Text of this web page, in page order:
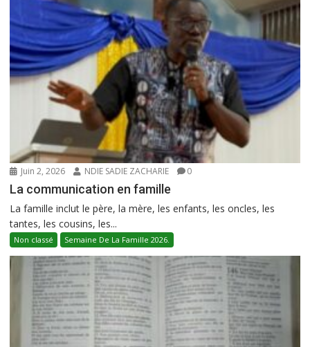
Juin 2, 2026 NDIE SADIE ZACHARIE 0
La communication en famille
La famille inclut le père, la mère, les enfants, les oncles, les
tantes, les cousins, les...
Non classé Semaine De La Famille 2026.